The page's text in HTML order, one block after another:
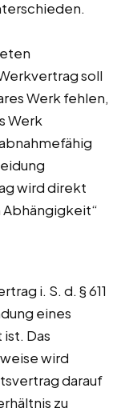
soll
Werk fehlen,
Werk
wird direkt
Abhängigkeit“
i. S. d. § 611
eines
Das
wird
darauf
zu